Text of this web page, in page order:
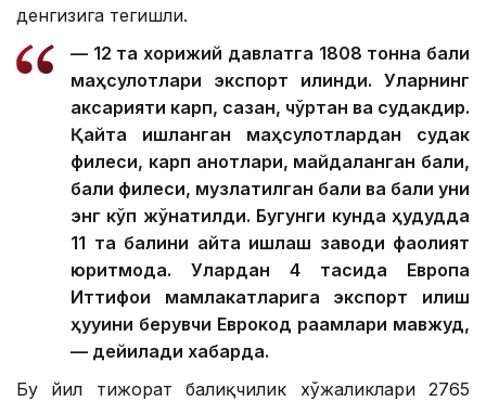
денгизига тегишли.
— 12 та хорижий давлатга 1808 тонна балиқ
маҳсулотлари экспорт қилинди. Уларнинг
аксарияти карп, сазан, чўртан ва судакдир.
Қайта ишланган маҳсулотлардан судак
филеси, карп қанотлари, майдаланган балиқ,
балиқ филеси, музлатилган балиқ ва балиқ уни
энг кўп жўнатилди. Бугунги кунда ҳудудда
11 та балиқни қайта ишлаш заводи фаолият
юритмоқда. Улардан 4 тасида Европа
Иттифоқи мамлакатларига экспорт қилиш
ҳуқуқини берувчи Еврокод рақамлари мавжуд,
— дейилади хабарда.
Бу йил тижорат балиқчилик хўжаликлари 2765